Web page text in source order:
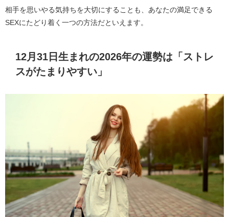
相手を思いやる気持ちを大切にすることも、あなたの満足できる
SEXにたどり着く一つの方法だといえます。
12月31日生まれの2026年の運勢は「ストレ
スがたまりやすい」